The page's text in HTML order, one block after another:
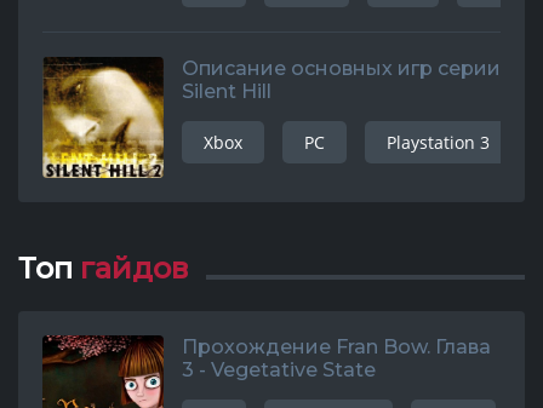
Описание основных игр серии
Silent Hill
Xbox PC Playstation 3
Топ гайдов
Прохождение Fran Bow. Глава
3 - Vegetative State